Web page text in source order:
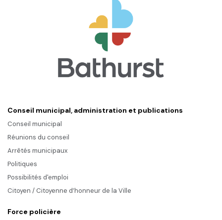
Conseil municipal, administration et publications
Conseil municipal
Réunions du conseil
Arrêtés municipaux
Politiques
Possibilités d'emploi
Citoyen / Citoyenne d’honneur de la Ville
Force policière